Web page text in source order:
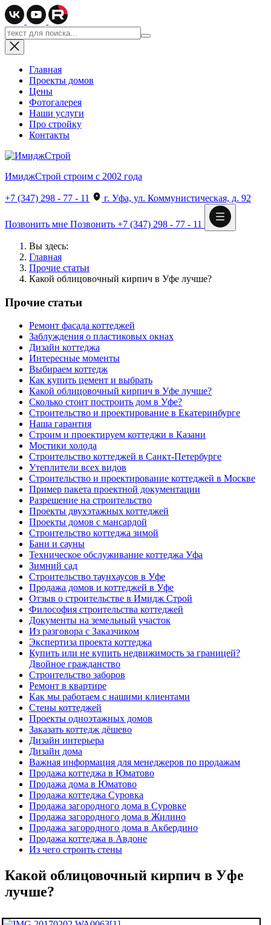
Главная
Проекты домов
Цены
Фотогалерея
Наши услуги
Про стройку
Контакты
ИмиджСтрой строим с 2002 года
+7 (347) 298 - 77 - 11 г. Уфа, ул. Коммунистическая, д. 92
Позвонить мне Позвонить +7 (347) 298 - 77 - 11
Вы здесь:
Главная
Прочие статьи
Какой облицовочный кирпич в Уфе лучше?
Прочие статьи
Ремонт фасада коттеджей
Заблуждения о пластиковых окнах
Дизайн коттеджа
Интересные моменты
Выбираем коттедж
Как купить цемент и выбрать
Какой облицовочный кирпич в Уфе лучше?
Сколько стоит построить дом в Уфе?
Строительство и проектирование в Екатеринбурге
Наша гарантия
Строим и проектируем коттеджи в Казани
Мостики холода
Строительство коттеджей в Санкт-Петербурге
Утеплители всех видов
Строительство и проектирование коттеджей в Москве
Пример пакета проектной документации
Разрешение на строительство
Проекты двухэтажных коттеджей
Проекты домов с мансардой
Строительство коттеджа зимой
Бани и сауны
Техническое обслуживание коттеджа Уфа
Зимний сад
Строительство таунхаусов в Уфе
Продажа домов и коттеджей в Уфе
Отзыв о строительстве в Имидж Строй
Философия строительства коттеджей
Документы на земельный участок
Из разговора с Заказчиком
Экспертиза проекта коттеджа
Купить или не купить недвижимость за границей?
Двойное гражданство
Строительство заборов
Ремонт в квартире
Как мы работаем с нашими клиентами
Стены коттеджей
Проекты одноэтажных домов
Заказать коттедж дёшево
Дизайн интерьера
Дизайн дома
Важная информация для менеджеров по продажам
Продажа коттеджа в Юматово
Продажа дома в Юматово
Продажа коттеджа Суровка
Продажа загородного дома в Суровке
Продажа загородного дома в Жилино
Продажа загородного дома в Акбердино
Продажа коттеджа в Авдоне
Из чего строить стены
Какой облицовочный кирпич в Уфе
лучше?